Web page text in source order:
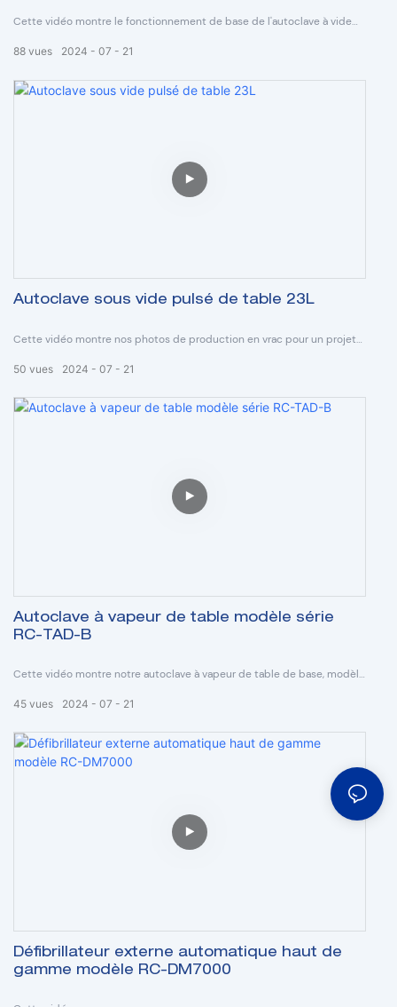
Cette vidéo montre le fonctionnement de base de l'autoclave à vide
2024 07 21
88 vues
Autoclave sous vide pulsé de table 23L
Cette vidéo montre nos photos de production en vrac pour un projet
2024 07 21
50 vues
Autoclave à vapeur de table modèle série
RC-TAD-B
Cette vidéo montre notre autoclave à vapeur de table de base, modèle
2024 07 21
45 vues
Défibrillateur externe automatique haut de
gamme modèle RC-DM7000